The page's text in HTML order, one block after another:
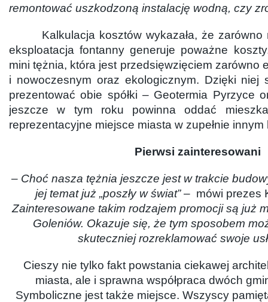
remontować uszkodzoną instalację wodną, czy
Kalkulacja kosztów wykazała, że zarówno
eksploatacja fontanny generuje poważne
mini tężnia, która jest przedsięwzięciem zarówno
i nowoczesnym oraz ekologicznym. Dzięki niej
prezentować obie spółki – Geotermia Pyrzyce
jeszcze w tym roku powinna oddać
reprezentacyjne miejsce miasta w zupełnie innym
Pierwsi zainteresowani
– Choć nasza tężnia jeszcze jest w trakcie
jej temat już „poszły w świat”– mówi prezes
Zainteresowane takim rodzajem promocji są już
Goleniów. Okazuje się, że tym sposobem
skuteczniej rozreklamować swoje
Cieszy nie tylko fakt powstania ciekawej
miasta, ale i sprawna współpraca dwóch
Symboliczne jest także miejsce. Wszyscy